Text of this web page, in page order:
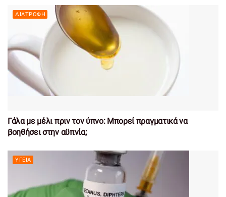
ΔΙΑΤΡΟΦΉ
Γάλα με μέλι πριν τον ύπνο: Μπορεί πραγματικά να
βοηθήσει στην αϋπνία;
ΥΓΕΊΑ